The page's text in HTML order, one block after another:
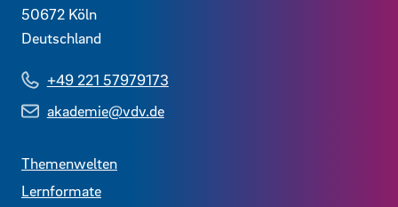
50672 Köln
Deutschland
+49 221 57979173
akademie@vdv.de
Themenwelten
Lernformate